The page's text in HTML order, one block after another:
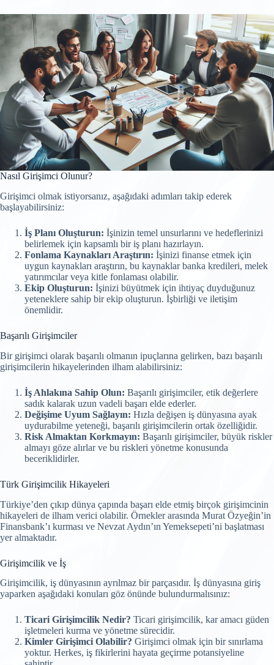
Nasıl Girişimci Olunur?
Girişimci olmak istiyorsanız, aşağıdaki adımları takip ederek
başlayabilirsiniz:
İş Planı Oluşturun: İşinizin temel unsurlarını ve hedeflerinizi
belirlemek için kapsamlı bir iş planı hazırlayın.
Fonlama Kaynakları Araştırın: İşinizi finanse etmek için
uygun kaynakları araştırın, bu kaynaklar banka kredileri, melek
yatırımcılar veya kitle fonlaması olabilir.
Ekip Oluşturun: İşinizi büyütmek için ihtiyaç duyduğunuz
yeteneklere sahip bir ekip oluşturun. İşbirliği ve iletişim
önemlidir.
Başarılı Girişimciler
Bir girişimci olarak başarılı olmanın ipuçlarına gelirken, bazı başarılı
girişimcilerin hikayelerinden ilham alabilirsiniz:
İş Ahlakına Sahip Olun: Başarılı girişimciler, etik değerlere
sadık kalarak uzun vadeli başarı elde ederler.
Değişime Uyum Sağlayın: Hızla değişen iş dünyasına ayak
uydurabilme yeteneği, başarılı girişimcilerin ortak özelliğidir.
Risk Almaktan Korkmayın: Başarılı girişimciler, büyük riskler
almayı göze alırlar ve bu riskleri yönetme konusunda
beceriklidirler.
Türk Girişimcilik Hikayeleri
Türkiye’den çıkıp dünya çapında başarı elde etmiş birçok girişimcinin
hikayeleri de ilham verici olabilir. Örnekler arasında Murat Özyeğin’in
Finansbank’ı kurması ve Nevzat Aydın’ın Yemeksepeti’ni başlatması
yer almaktadır.
Girişimcilik ve İş
Girişimcilik, iş dünyasının ayrılmaz bir parçasıdır. İş dünyasına giriş
yaparken aşağıdaki konuları göz önünde bulundurmalısınız:
Ticari Girişimcilik Nedir? Ticari girişimcilik, kar amacı güden
işletmeleri kurma ve yönetme sürecidir.
Kimler Girişimci Olabilir? Girişimci olmak için bir sınırlama
yoktur. Herkes, iş fikirlerini hayata geçirme potansiyeline